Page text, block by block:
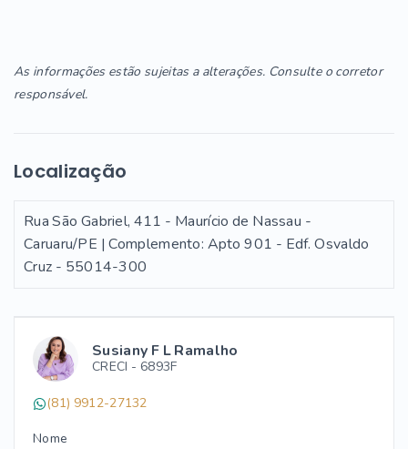
Susiany F L Ramalho
CRECI - 6893F
(81) 9912-27132
Nome
As informações estão sujeitas a alterações. Consulte o corretor
responsável.
Localização
Rua São Gabriel, 411 - Maurício de Nassau -
Caruaru/PE | Complemento: Apto 901 - Edf. Osvaldo
Cruz - 55014-300